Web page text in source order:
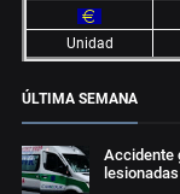
Unidad
ÚLTIMA SEMANA
Accidente
lesionadas